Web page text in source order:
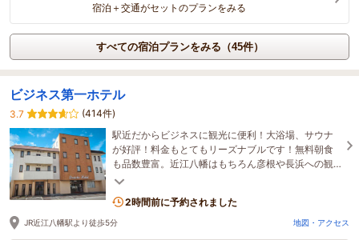
宿泊＋交通がセットのプランをみる
すべての宿泊プランをみる（45件）
ビジネス第一ホテル
3.7
(414件)
駅近だからビジネスに観光に便利！大浴場、サウナ
が好評！料金もとてもリーズナブルです！無料朝食
も品数豊富。近江八幡はもちろん彦根や長浜への観
光にも便利！検温とご本人確認にご協力ください。
2時間前に予約されました
JR近江八幡駅より徒歩5分 地図・アクセス